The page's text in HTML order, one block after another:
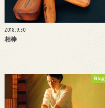
2018.9.30
相棒
Blog